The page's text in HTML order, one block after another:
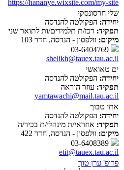
https://hananye.wixsite.com/my-site
שלי חרסונסקי
יחידה: הפקולטה להנדסה
תפקיד: רכז/ת תלמידים/ות לתואר שני
מיקום: וולפסון - הנדסה, חדר 103
shelikh@tauex.tau.ac.il
ים טאואשי
יחידה: הפקולטה להנדסה
תפקיד: עוזר הוראה
yamtawachi@mail.tau.ac.il
אתי טבוך
יחידה: הפקולטה להנדסה
תפקיד: אחראי/ת מינהלי/ת בכיר/ה
מיקום: וולפסון - הנדסה, חדר 422
etit@tauex.tau.ac.il
פרופ' ערן טוך